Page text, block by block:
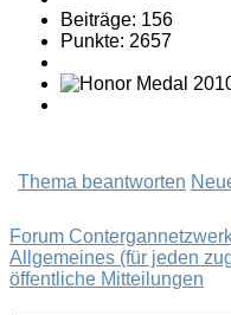
Beiträge: 156
Punkte: 2657
Thema beantworten
Forum
Allgemeines (für jeden
öffentliche Mitteilungen